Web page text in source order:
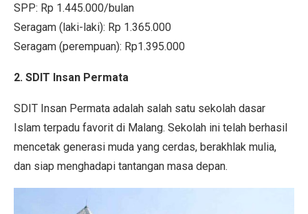
SPP: Rp 1.445.000/bulan
Seragam (laki-laki): Rp 1.365.000
Seragam (perempuan): Rp1.395.000
2. SDIT Insan Permata
SDIT Insan Permata adalah salah satu sekolah dasar
Islam terpadu favorit di Malang. Sekolah ini telah berhasil
mencetak generasi muda yang cerdas, berakhlak mulia,
dan siap menghadapi tantangan masa depan.